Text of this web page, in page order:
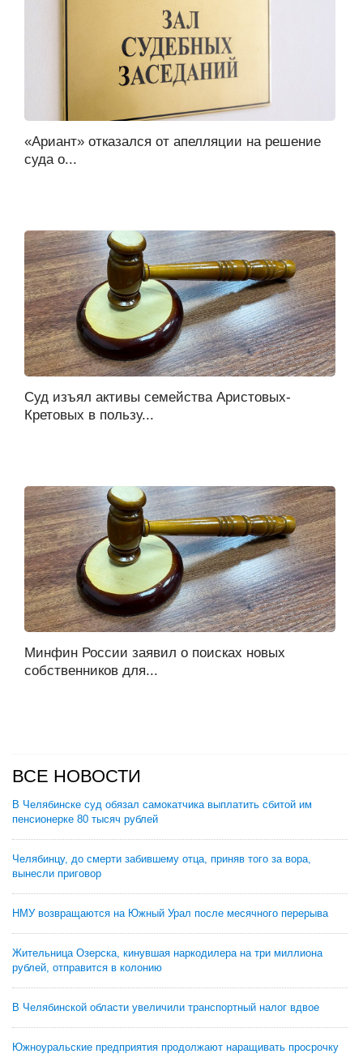
«Ариант» отказался от апелляции на решение
суда о...
Суд изъял активы семейства Аристовых-
Кретовых в пользу...
Минфин России заявил о поисках новых
собственников для...
ВСЕ НОВОСТИ
В Челябинске суд обязал самокатчика выплатить сбитой им
пенсионерке 80 тысяч рублей
Челябинцу, до смерти забившему отца, приняв того за вора,
вынесли приговор
НМУ возвращаются на Южный Урал после месячного перерыва
Жительница Озерска, кинувшая наркодилера на три миллиона
рублей, отправится в колонию
В Челябинской области увеличили транспортный налог вдвое
Южноуральские предприятия продолжают наращивать просрочку